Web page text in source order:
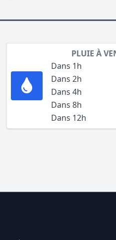
PLUIE À
Dans 1h
Dans 2h
Dans 4h
Dans 8h
Dans 12h